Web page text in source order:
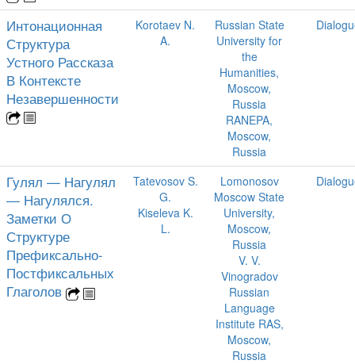
Интонационная
Структура
Устного Рассказа
В Контексте
Незавершенности
Korotaev N.
A.
Russian State
University for
the
Humanities,
Moscow,
Russia
RANEPA,
Moscow,
Russia
Гулял — Нагулял
— Нагулялся.
Заметки О
Структуре
Префиксально-
Постфиксальных
Глаголов
Tatevosov S.
G.
Kiseleva K.
L.
Lomonosov
Moscow State
University,
Moscow,
Russia
V. V.
Vinogradov
Russian
Language
Institute RAS,
Moscow,
Russia